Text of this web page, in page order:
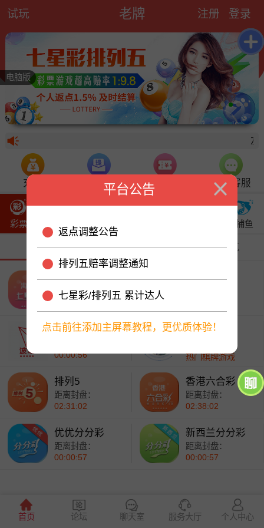
老牌
试玩 注册 登录
电脑版
友
充值 提现 优惠活动 在线客服
彩票 真人 捕鱼
热门 全部彩种 视讯游艺
海南七星彩
距离封盘：
波场分分彩
一分波场
00:00:54
开元棋牌
热门棋牌游戏
排列5
距离封盘：
02:31:01
香港六合彩
距离封盘：
02:38:01
优优分分彩
距离封盘：
00:00:56
新西兰分分彩
距离封盘：
00:00:56
首页 论坛 聊天室 服务大厅 个人中心
平台公告
返点调整公告
排列五赔率调整通知
七星彩/排列五 累计达人
点击前往添加主屏幕教程，更优质体验！